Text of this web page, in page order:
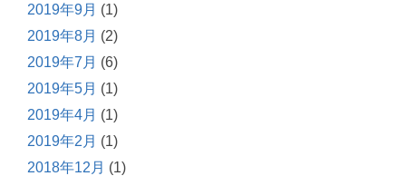
2019年9月 (1)
2019年8月 (2)
2019年7月 (6)
2019年5月 (1)
2019年4月 (1)
2019年2月 (1)
2018年12月 (1)